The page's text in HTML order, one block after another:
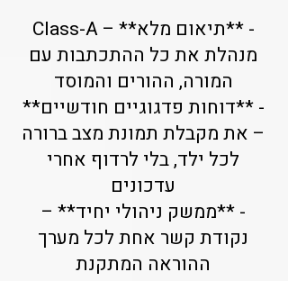
- **תיאום מלא** – Class-A
מנהלת את כל ההתכתבות עם
המורה, ההורים והמוסד
- **דוחות פדגוגיים חודשיים**
– את מקבלת תמונת מצב ברורה
לכל ילד, בלי לרדוף אחרי
עדכונים
- **ממשק ניהולי יחיד** –
נקודת קשר אחת לכל מערך
ההוראה המתקנת